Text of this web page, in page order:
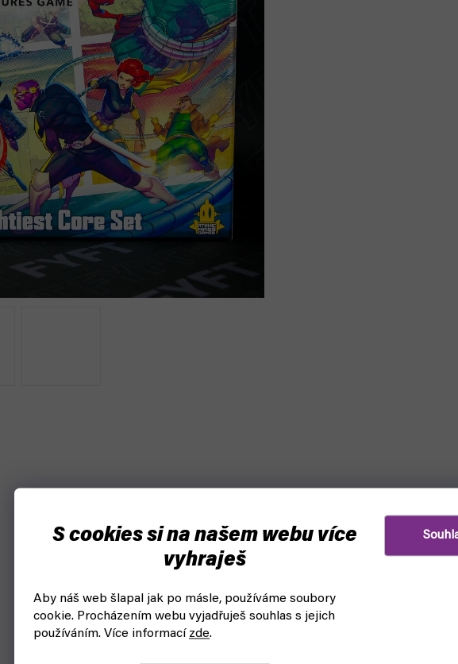
S cookies si na našem webu více
vyhraješ
Aby náš web šlapal jak po másle, používáme soubory
cookie. Procházením webu vyjadřuješ souhlas s jejich
používáním. Více informací zde.